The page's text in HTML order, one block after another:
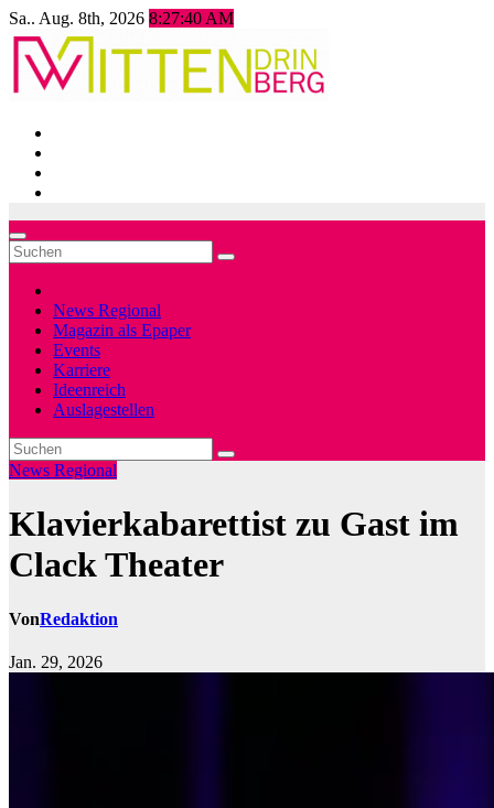
Zum
Inhalt
springen
Sa.. Aug. 8th, 2026 8:27:42 AM
News Regional
Magazin als Epaper
Events
Karriere
Ideenreich
Auslagestellen
News Regional
Klavierkabarettist zu Gast im
Clack Theater
VonRedaktion
Jan. 29, 2026